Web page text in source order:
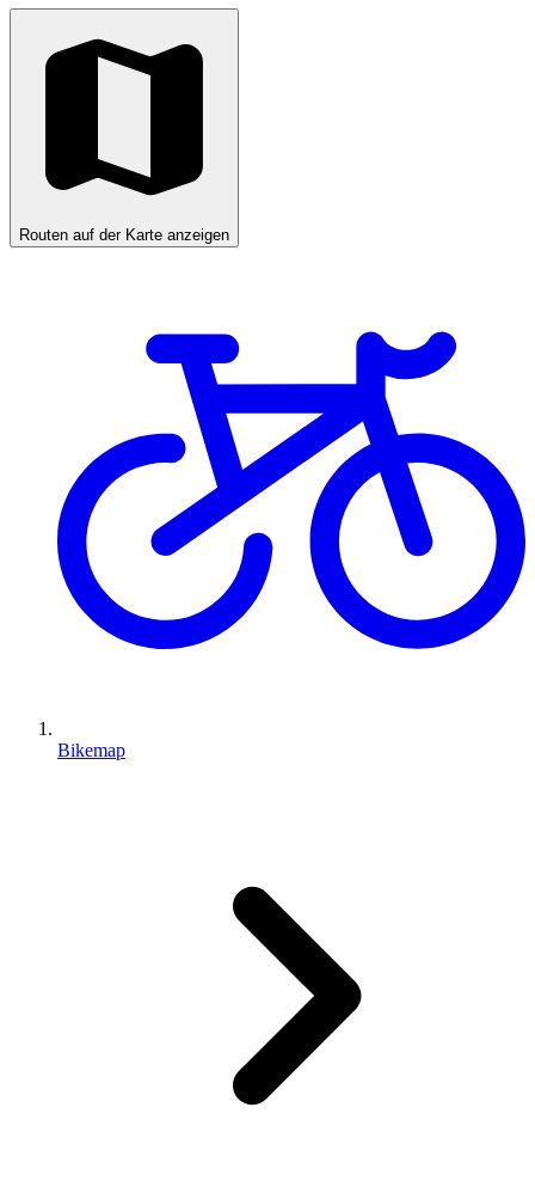
Routen auf der Karte anzeigen
Bikemap